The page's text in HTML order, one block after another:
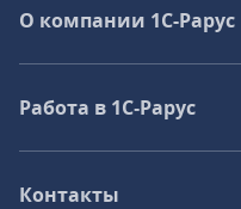
О компании 1C-Рарус
Работа в 1С‑Рарус
Контакты